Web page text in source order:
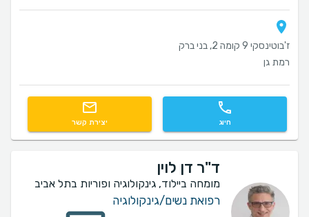
ז'בוטינסקי 9 קומה 2, בני ברק
רמת גן
חיוג יצירת קשר
ד"ר דן לוין
מומחה ביילוד, גינקולוגיה ופוריות בתל אביב
רפואת נשים/גינקולוגיה